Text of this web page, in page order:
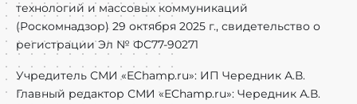
технологий и массовых коммуникаций
(Роскомнадзор) 29 октября 2025 г., свидетельство о
регистрации Эл № ФС77-90271
Учредитель СМИ «EChamp.ru»: ИП Чередник А.В.
Главный редактор СМИ «EChamp.ru»: Чередник А.В.